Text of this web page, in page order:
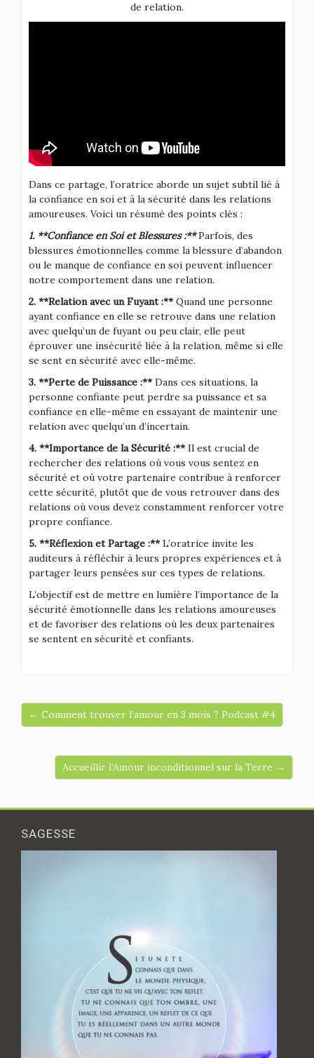
de relation.
Dans ce partage, l’oratrice aborde un sujet subtil lié à
la confiance en soi et à la sécurité dans les relations
amoureuses. Voici un résumé des points clés :
1. **Confiance en Soi et Blessures :**Parfois, des
blessures émotionnelles comme la blessure d’abandon
ou le manque de confiance en soi peuvent influencer
notre comportement dans une relation.
2. **Relation avec un Fuyant :**Quand une personne
ayant confiance en elle se retrouve dans une relation
avec quelqu’un de fuyant ou peu clair, elle peut
éprouver une insécurité liée à la relation, même si elle
se sent en sécurité avec elle-même.
3. **Perte de Puissance :**Dans ces situations, la
personne confiante peut perdre sa puissance et sa
confiance en elle-même en essayant de maintenir une
relation avec quelqu’un d’incertain.
4. **Importance de la Sécurité :**Il est crucial de
rechercher des relations où vous vous sentez en
sécurité et où votre partenaire contribue à renforcer
cette sécurité, plutôt que de vous retrouver dans des
relations où vous devez constamment renforcer votre
propre confiance.
5. **Réflexion et Partage :**L’oratrice invite les
auditeurs à réfléchir à leurs propres expériences et à
partager leurs pensées sur ces types de relations.
L’objectif est de mettre en lumière l’importance de la
sécurité émotionnelle dans les relations amoureuses
et de favoriser des relations où les deux partenaires
se sentent en sécurité et confiants.
← Comment trouver l’amour en 3 mois ? Podcast #4
Accueillir l’Amour inconditionnel sur la Terre →
SAGESSE